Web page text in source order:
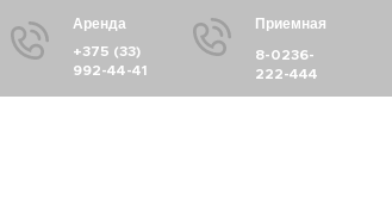
Аренда
+375 (33)
992-44-41
Приемная
8-0236-
222-444